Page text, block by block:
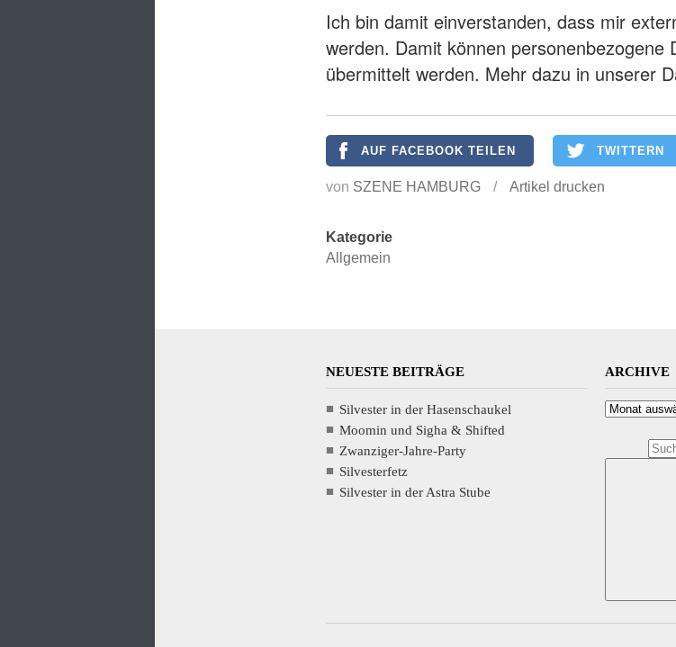
Ich bin damit einverstanden, dass mir
werden. Damit können personenbezogene
übermittelt werden. Mehr dazu in unserer
AUF FACEBOOK TEILEN TWITTERN
von SZENE HAMBURG / Artikel drucken
Kategorie
Allgemein
NEUESTE BEITRÄGE
Silvester in der Hasenschaukel
Moomin und Sigha & Shifted
Zwanziger-Jahre-Party
Silvesterfetz
Silvester in der Astra Stube
ARCHIVE
Archive